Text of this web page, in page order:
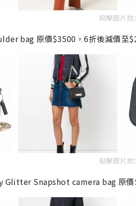
點擊圖片放
bag 原價$3500，6折後減價至
點擊圖片放
Snapshot camera bag 原價